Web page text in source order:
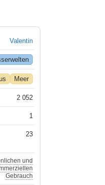
Valentin
Meer
2 052
1
23
und
Gebrauch